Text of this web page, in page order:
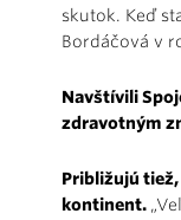
skutok. Keď
Bordáčová v
Navštívili
zdravotným
Približujú
kontinent.